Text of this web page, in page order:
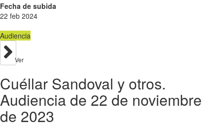
Fecha de subida
22 feb 2024
Audiencia
Ver
Cuéllar Sandoval y otros.
Audiencia de 22 de noviembre
de 2023